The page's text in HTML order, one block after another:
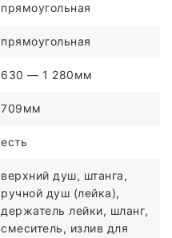
прямоугольная
прямоугольная
630 — 1 280мм
709мм
есть
верхний душ, штанга,
ручной душ (лейка),
держатель лейки, шланг,
смеситель, излив для